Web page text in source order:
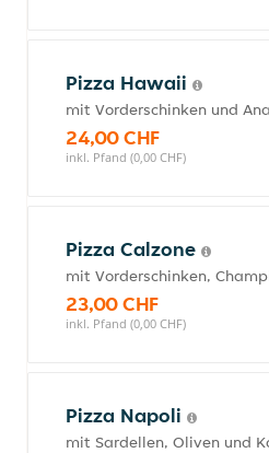
Pizza Hawaii
mit Vorderschinken und
24,00 CHF
inkl. Pfand (0,00 CHF)
Pizza Calzone
mit Vorderschinken,
23,00 CHF
inkl. Pfand (0,00 CHF)
Pizza Napoli
mit Sardellen, Oliven und